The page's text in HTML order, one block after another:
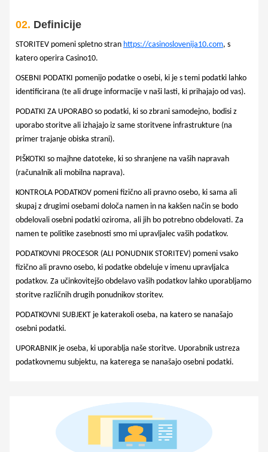
02. Definicije
STORITEV pomeni spletno stran https://casinoslovenija10.com, s
katero operira Casino10.
OSEBNI PODATKI pomenijo podatke o osebi, ki je s temi podatki lahko
identificirana (te ali druge informacije v naši lasti, ki prihajajo od vas).
PODATKI ZA UPORABO so podatki, ki so zbrani samodejno, bodisi z
uporabo storitve ali izhajajo iz same storitvene infrastrukture (na
primer trajanje obiska strani).
PIŠKOTKI so majhne datoteke, ki so shranjene na vaših napravah
(računalnik ali mobilna naprava).
KONTROLA PODATKOV pomeni fizično ali pravno osebo, ki sama ali
skupaj z drugimi osebami določa namen in na kakšen način se bodo
obdelovali osebni podatki oziroma, ali jih bo potrebno obdelovati. Za
namen te politike zasebnosti smo mi upravljalec vaših podatkov.
PODATKOVNI PROCESOR (ALI PONUDNIK STORITEV) pomeni vsako
fizično ali pravno osebo, ki podatke obdeluje v imenu upravljalca
podatkov. Za učinkovitejšo obdelavo vaših podatkov lahko uporabljamo
storitve različnih drugih ponudnikov storitev.
PODATKOVNI SUBJEKT je katerakoli oseba, na katero se nanašajo
osebni podatki.
UPORABNIK je oseba, ki uporablja naše storitve. Uporabnik ustreza
podatkovnemu subjektu, na katerega se nanašajo osebni podatki.